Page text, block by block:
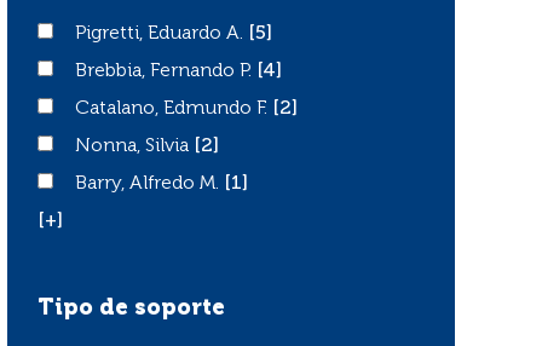
Pigretti, Eduardo A.
Pigretti, Eduardo A.
[5]
Brebbia, Fernando P.
Brebbia, Fernando P.
[4]
Catalano, Edmundo F.
Catalano, Edmundo F.
[2]
Nonna, Silvia
Nonna, Silvia
[2]
Barry, Alfredo M.
Barry, Alfredo M.
[1]
[+]
Tipo de soporte